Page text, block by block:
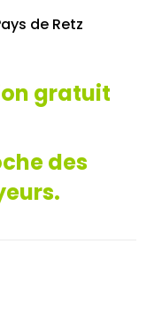
gratuit
des